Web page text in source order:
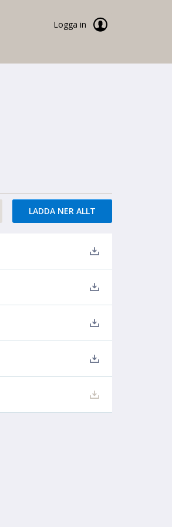
Logga in
LADDA NER ALLT